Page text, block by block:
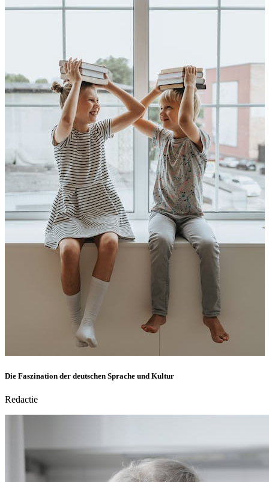
Die Faszination der deutschen Sprache und Kultur
Redactie